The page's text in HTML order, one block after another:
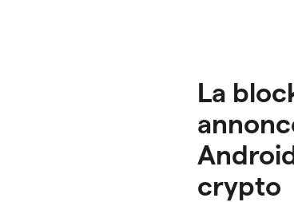
La
crypto